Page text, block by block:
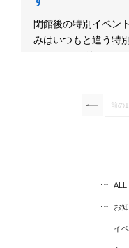
閉館後の特別イベン
みはいつもと違う特
前の
ALL
お
イ